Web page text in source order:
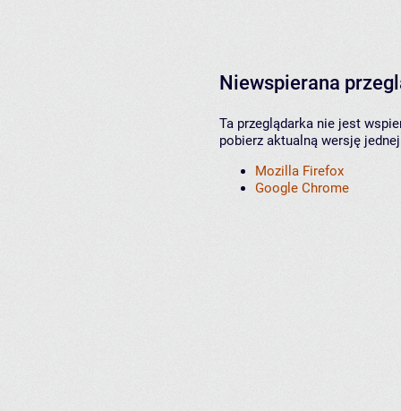
Niewspierana
Ta przeglądarka nie jest
pobierz aktualną wersję
Mozilla Firefox
Google Chrome